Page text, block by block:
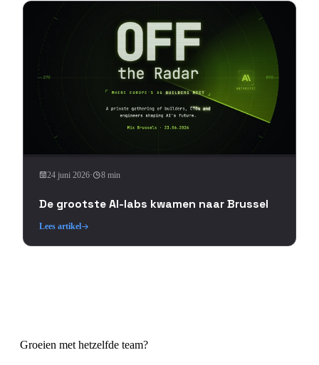
24 juni 2026· 8 min
De grootste AI-labs kwamen naar Brussel
Lees artikel
Groeien met hetzelfde team?